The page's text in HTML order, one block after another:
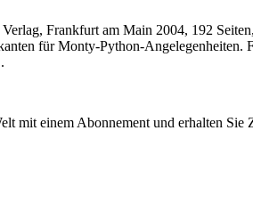
Frankfurt am Main 2004, 192
für Monty-Python-
mit einem Abonnement und erhalten